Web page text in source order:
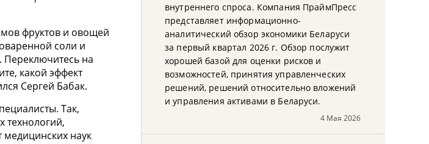
фруктов и овощей
соли и
Переключитесь на
какой эффект
Сергей Бабак.
Так,
технологий,
наук
внутреннего спроса. Компания ПраймПресс
представляет информационно-
аналитический обзор экономики Беларуси
за первый квартал 2026 г. Обзор послужит
хорошей базой для оценки рисков и
возможностей, принятия управленческих
решений, решений относительно вложений
и управления активами в Беларуси.
4 Мая 2026